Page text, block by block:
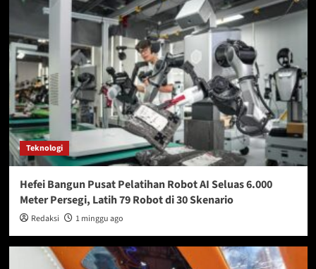
Teknologi
Hefei Bangun Pusat Pelatihan Robot AI Seluas 6.000
Meter Persegi, Latih 79 Robot di 30 Skenario
Redaksi 1 minggu ago